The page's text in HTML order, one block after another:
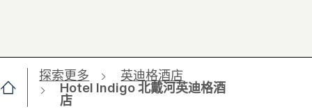
探索更多
英迪格酒店
Hotel Indigo 北戴河英迪格酒
店